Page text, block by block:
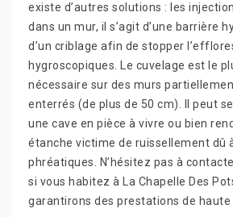
existe d’autres solutions : les
dans un mur, il s’agit d’une barrière
d’un criblage afin de stopper
hygroscopiques. Le cuvelage est le
nécessaire sur des murs
enterrés (de plus de 50 cm). Il peut
une cave en pièce à vivre ou bien
étanche victime de ruissellement dû
phréatiques. N’hésitez pas à
si vous habitez à La Chapelle Des
garantirons des prestations de haute